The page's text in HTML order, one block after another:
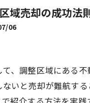
域売却の成功法
06
て、調整区域にある
ないと売却が難航す